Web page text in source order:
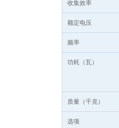
收集效率
额定电压
频率
功耗（瓦）
质量（千克）
选项